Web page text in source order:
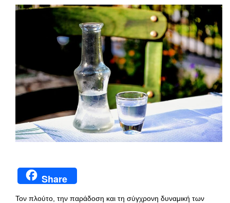
Share
Τον πλούτο, την παράδοση και τη σύγχρονη δυναμική των